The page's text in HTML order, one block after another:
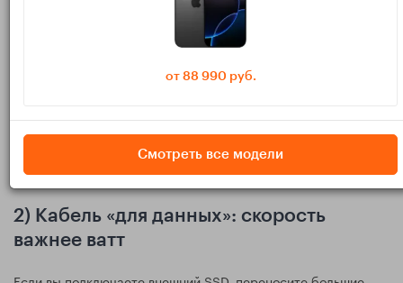
Если нужен один кабель для смартфона и
ноутбука, чаще всего практичный выбор —
100W от нормального бренда. А то, что
скорость данных окажется USB 2.0, нередко
браком.
2) Кабель «для данных»: скорость
важнее ватт
от 88 990 руб.
Смотреть все модели